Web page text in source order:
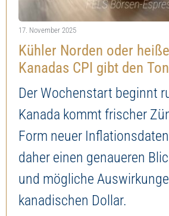
Jetzt Depot eröffnen
Martin Utschneider – Technische Analysen
Robert Halver – Kommentare
Seasonax – Analysen Saisonalitäten
Star-Investoren – Rückblicke
17. November 2025
Kühler Norden oder
Kanadas CPI gibt den
Der Wochenstart beginnt
Kanada kommt frischer
Form neuer
daher einen genaueren
und mögliche
kanadischen Dollar.